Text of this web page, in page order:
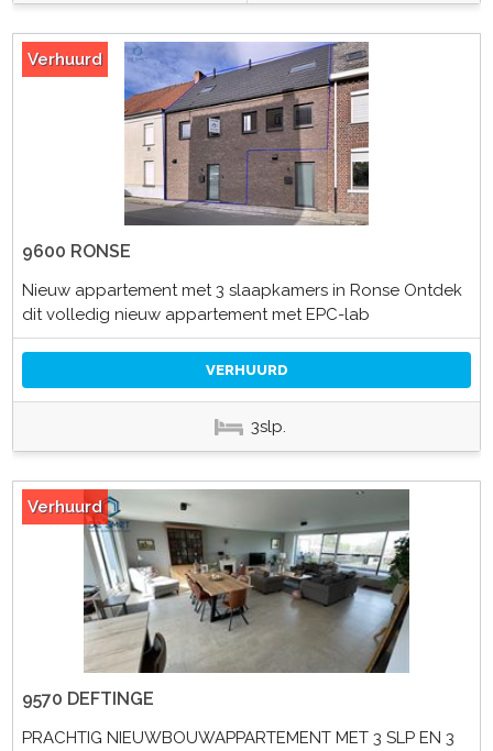
Verhuurd
9600 RONSE
Nieuw appartement met 3 slaapkamers in Ronse Ontdek
dit volledig nieuw appartement met EPC-lab
VERHUURD
3slp.
Verhuurd
9570 DEFTINGE
PRACHTIG NIEUWBOUWAPPARTEMENT MET 3 SLP EN 3